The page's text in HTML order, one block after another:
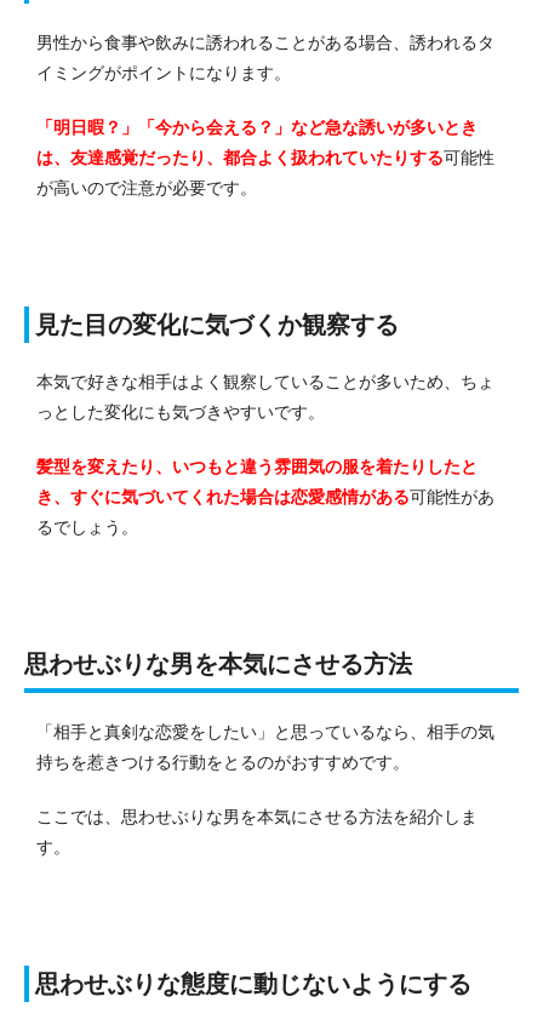
男性から食事や飲みに誘われることがある場合、誘われるタ
イミングがポイントになります。
「明日暇？」「今から会える？」など急な誘いが多いとき
は、友達感覚だったり、都合よく扱われていたりする可能性
が高いので注意が必要です。
見た目の変化に気づくか観察する
本気で好きな相手はよく観察していることが多いため、ちょ
っとした変化にも気づきやすいです。
髪型を変えたり、いつもと違う雰囲気の服を着たりしたと
き、すぐに気づいてくれた場合は恋愛感情がある可能性があ
るでしょう。
思わせぶりな男を本気にさせる方法
「相手と真剣な恋愛をしたい」と思っているなら、相手の気
持ちを惹きつける行動をとるのがおすすめです。
ここでは、思わせぶりな男を本気にさせる方法を紹介しま
す。
思わせぶりな態度に動じないようにする